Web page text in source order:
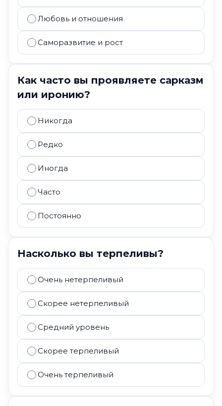
Любовь и отношения
Саморазвитие и рост
Как часто вы проявляете сарказм
или иронию?
Никогда
Редко
Иногда
Часто
Постоянно
Насколько вы терпеливы?
Очень нетерпеливый
Скорее нетерпеливый
Средний уровень
Скорее терпеливый
Очень терпеливый